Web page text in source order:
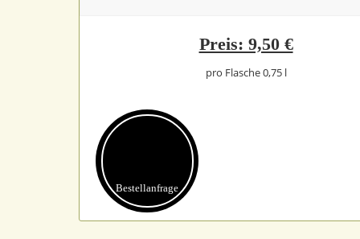
Preis: 9,50 €
pro Flasche 0,75 l
Bestell­anfrage